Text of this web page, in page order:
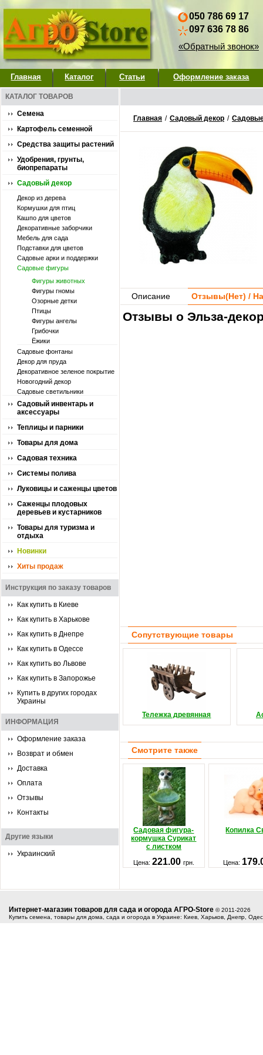
050 786 69 17
097 636 78 86
«Обратный звонок»
Главная Каталог Статьи Оформление заказа
КАТАЛОГ ТОВАРОВ
Семена
Картофель семенной
Средства защиты растений
Удобрения, грунты,
биопрепараты
Садовый декор
Декор из дерева
Кормушки для птиц
Кашпо для цветов
Декоративные заборчики
Мебель для сада
Подставки для цветов
Садовые арки и поддержки
Садовые фигуры
Фигуры животных
Фигуры гномы
Озорные детки
Птицы
Фигуры ангелы
Грибочки
Ёжики
Садовые фонтаны
Декор для пруда
Декоративное зеленое покрытие
Новогодний декор
Садовые светильники
Садовый инвентарь и
аксессуары
Теплицы и парники
Товары для дома
Садовая техника
Системы полива
Луковицы и саженцы цветов
Саженцы плодовых
деревьев и кустарников
Товары для туризма и
отдыха
Новинки
Хиты продаж
Инструкция по заказу товаров
Как купить в Киеве
Как купить в Харькове
Как купить в Днепре
Как купить в Одессе
Как купить во Львове
Как купить в Запорожье
Купить в других городах
Украины
ИНФОРМАЦИЯ
Оформление заказа
Возврат и обмен
Доставка
Оплата
Отзывы
Контакты
Другие языки
Украинский
Главная / Садовый декор /
Описание Отзывы(Нет) /
Отзывы о Эльза-
Сопутствующие товары
Тележка древянная
Смотрите также
Садовая фигура-
кормушка Сурикат
с листком
Копилка
Цена: 221.00 грн. Цена:
Интернет-магазин товаров для сада и огорода АГРО-Store © 2011-2026
Купить семена, товары для дома, сада и огорода в Украине: Киев, Харьков, Днепр,